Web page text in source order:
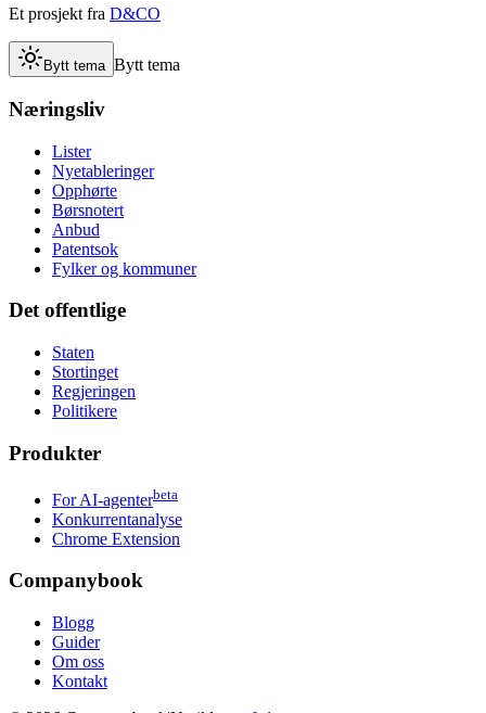
Et prosjekt fra D&CO
Bytt tema Bytt tema
Næringsliv
Lister
Nyetableringer
Opphørte
Børsnotert
Anbud
Patentsok
Fylker og kommuner
Det offentlige
Staten
Stortinget
Regjeringen
Politikere
Produkter
For AI-agenterbeta
Konkurrentanalyse
Chrome Extension
Companybook
Blogg
Guider
Om oss
Kontakt